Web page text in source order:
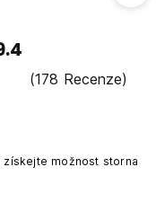
(178 Recenze)
možnost storna